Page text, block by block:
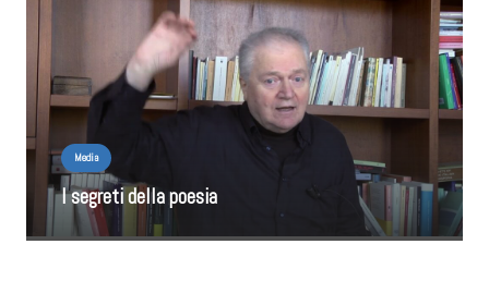
Media
I segreti della poesia